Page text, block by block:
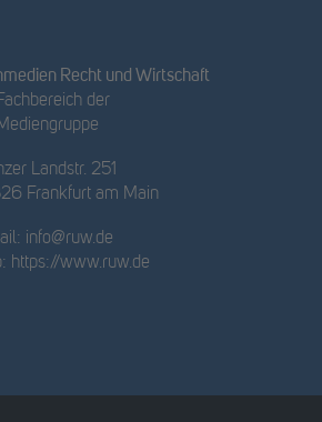
Recht und Wirtschaft
der
Landstr. 251
Frankfurt am Main
info@ruw.de
https://www.ruw.de